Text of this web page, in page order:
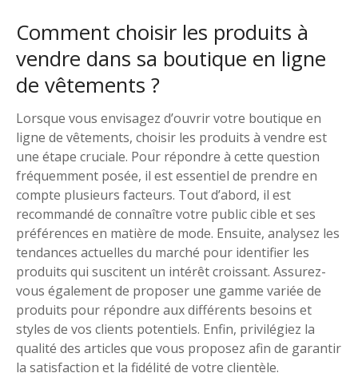
Comment choisir les produits à
vendre dans sa boutique en ligne
de vêtements ?
Lorsque vous envisagez d’ouvrir votre boutique en
ligne de vêtements, choisir les produits à vendre est
une étape cruciale. Pour répondre à cette question
fréquemment posée, il est essentiel de prendre en
compte plusieurs facteurs. Tout d’abord, il est
recommandé de connaître votre public cible et ses
préférences en matière de mode. Ensuite, analysez les
tendances actuelles du marché pour identifier les
produits qui suscitent un intérêt croissant. Assurez-
vous également de proposer une gamme variée de
produits pour répondre aux différents besoins et
styles de vos clients potentiels. Enfin, privilégiez la
qualité des articles que vous proposez afin de garantir
la satisfaction et la fidélité de votre clientèle.